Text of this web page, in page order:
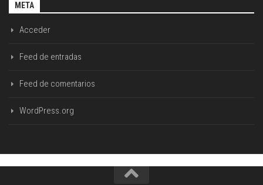
META
Acceder
Feed de entradas
Feed de comentarios
WordPress.org